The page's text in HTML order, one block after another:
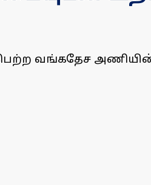
வங்கதேச